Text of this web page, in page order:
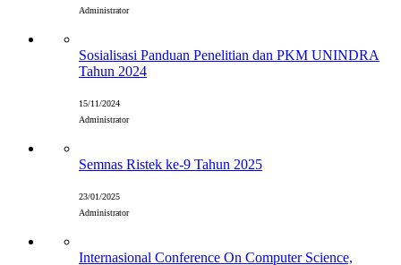
Administrator
Sosialisasi Panduan Penelitian dan PKM UNINDRA
Tahun 2024
15/11/2024
Administrator
Semnas Ristek ke-9 Tahun 2025
23/01/2025
Administrator
Internasional Conference On Computer Science,